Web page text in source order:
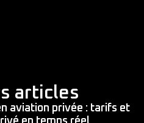
articles
aviation privée : tarifs et